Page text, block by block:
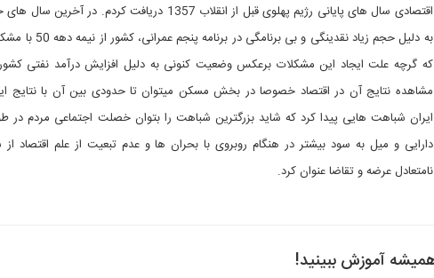
اقتصادی سال های پایانی رژیم پهلوی قبل از انقلاب 1357
به دلیل حجم زیاد
که گرچه علت ایجاد این مشکلات برعکس وضعیت کنونی به دلیل افزایش درآمد نفتی کشور
مشاهده نتایج آن در اقتصاد خصوصا در بخش مسکن میتوان تا حدودی بین آن با نتایج
ایران شباهت هایی پیدا کرد که شاید بزرگترین شباهت را بتوان خصلت اجتماعی مردم
دارایی و میل به سود بیشتر در هنگام روبروی با بحران ها و عدم تبعیت از علم اقتصاد
نامتعادل عرضه و تقاضا عنوان کرد.